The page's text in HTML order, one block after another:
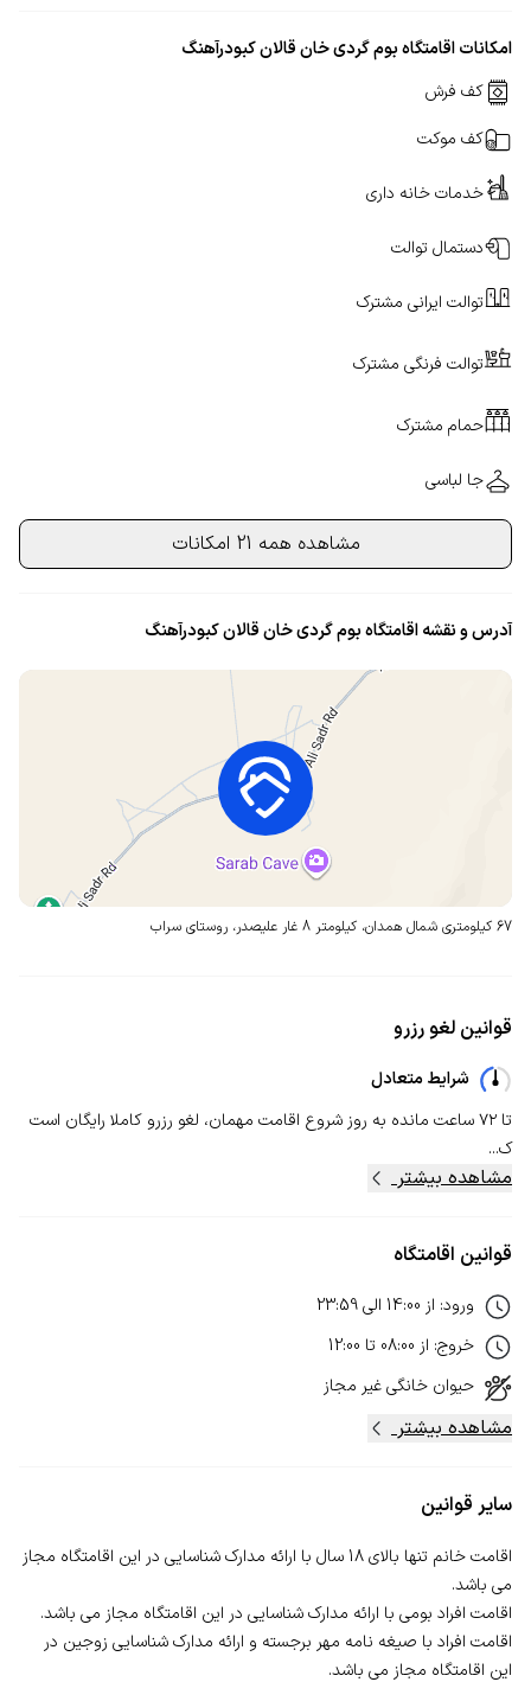
امکانات اقامتگاه بوم گردی خان قالان کبودرآهنگ
کف فرش
کف موکت
خدمات خانه داری
دستمال توالت
توالت ایرانی مشترک
توالت فرنگی مشترک
حمام مشترک
جا لباسی
مشاهده همه 21 امکانات
آدرس و نقشه اقامتگاه بوم گردی خان قالان کبودرآهنگ
67 کیلومتری شمال همدان، کیلومتر 8 غار علیصدر، روستای سراب
قوانین لغو رزرو
شرایط متعادل
تا ۷۲ ساعت مانده به روز شروع اقامت مهمان، لغو رزرو کاملا رایگان است
ک...
مشاهده بیشتر
قوانین اقامتگاه
ورود: از 14:00 الی23:59
خروج: از 08:00 تا 12:00
حیوان خانگیغیر مجاز
مشاهده بیشتر
سایر قوانین
اقامت خانم تنها بالای 18 سال با ارائه مدارک شناسایی در این اقامتگاه مجاز
اقامت افراد با صیغه نامه مهر برجسته و ارائه مدارک شناسایی زوجین در